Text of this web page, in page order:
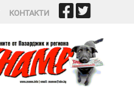
КОНТАКТИ